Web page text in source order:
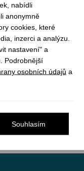
ODEBÍRAT
nabídli
anonymně
cookies, které
inzerci a analýzu.
nastavení" a
Podrobnější
osobních údajů a
Souhlasím